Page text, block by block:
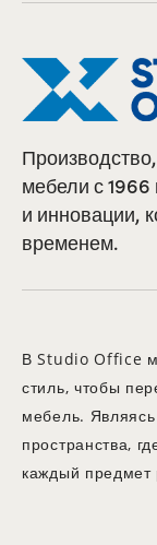
мебели с 1966
и инновации,
временем.
В Studio Office
стиль, чтобы
мебель.
пространства,
каждый предмет